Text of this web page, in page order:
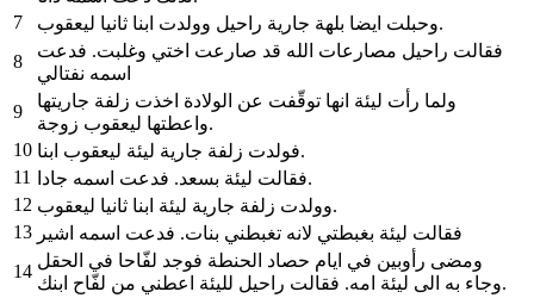
7
وحبلت ايضا بلهة جارية راحيل وولدت ابنا ثانيا ليعقوب.
8
فقالت راحيل مصارعات الله قد صارعت اختي وغلبت. فدعت
اسمه نفتالي
9
ولما رأت ليئة انها توقّفت عن الولادة اخذت زلفة جاريتها
واعطتها ليعقوب زوجة.
10
فولدت زلفة جارية ليئة ليعقوب ابنا.
11
فقالت ليئة بسعد. فدعت اسمه جادا.
12
وولدت زلفة جارية ليئة ابنا ثانيا ليعقوب.
13 فقالت ليئة بغبطتي لانه تغبطني بنات. فدعت اسمه اشير
14
ومضى رأوبين في ايام حصاد الحنطة فوجد لفّاحا في الحقل
وجاء به الى ليئة امه. فقالت راحيل لليئة اعطني من لفّاح ابنك.